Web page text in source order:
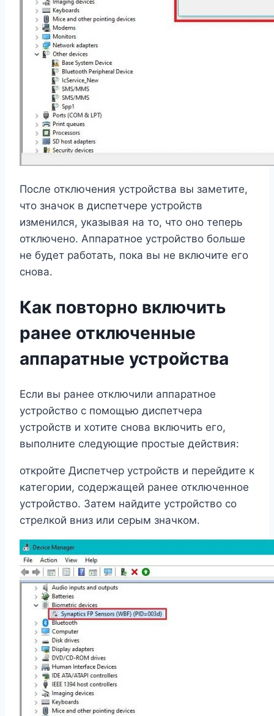
После отключения устройства вы заметите,
что значок в диспетчере устройств
изменился, указывая на то, что оно теперь
отключено. Аппаратное устройство больше
не будет работать, пока вы не включите его
снова.
Как повторно включить
ранее отключенные
аппаратные устройства
Если вы ранее отключили аппаратное
устройство с помощью диспетчера
устройств и хотите снова включить его,
выполните следующие простые действия:
откройте Диспетчер устройств и перейдите к
категории, содержащей ранее отключенное
устройство. Затем найдите устройство со
стрелкой вниз или серым значком.